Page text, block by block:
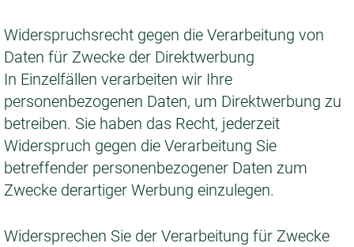
Widerspruchsrecht gegen die Verarbeitung von
Daten für Zwecke der Direktwerbung
In Einzelfällen verarbeiten wir Ihre
personenbezogenen Daten, um Direktwerbung zu
betreiben. Sie haben das Recht, jederzeit
Widerspruch gegen die Verarbeitung Sie
betreffender personenbezogener Daten zum
Zwecke derartiger Werbung einzulegen.
Widersprechen Sie der Verarbeitung für Zwecke